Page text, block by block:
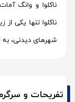
ناکلوا و وانگ
ناکلوا تنها یکی از
شهرهای دیدنی، به
تفریحات و